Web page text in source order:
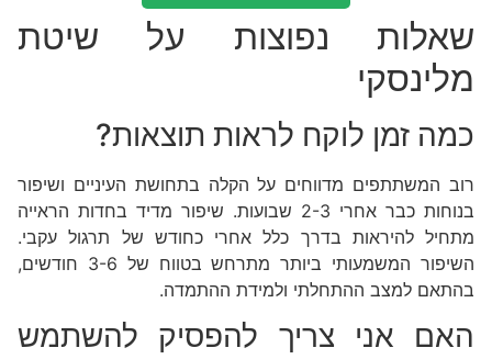
שאלות נפוצות על שיטת
מלינסקי
כמה זמן לוקח לראות תוצאות?
רוב המשתתפים מדווחים על הקלה בתחושת העיניים ושיפור
בנוחות כבר אחרי 2-3 שבועות. שיפור מדיד בחדות הראייה
מתחיל להיראות בדרך כלל אחרי כחודש של תרגול עקבי.
השיפור המשמעותי ביותר מתרחש בטווח של 3-6 חודשים,
בהתאם למצב ההתחלתי ולמידת ההתמדה.
האם אני צריך להפסיק להשתמש